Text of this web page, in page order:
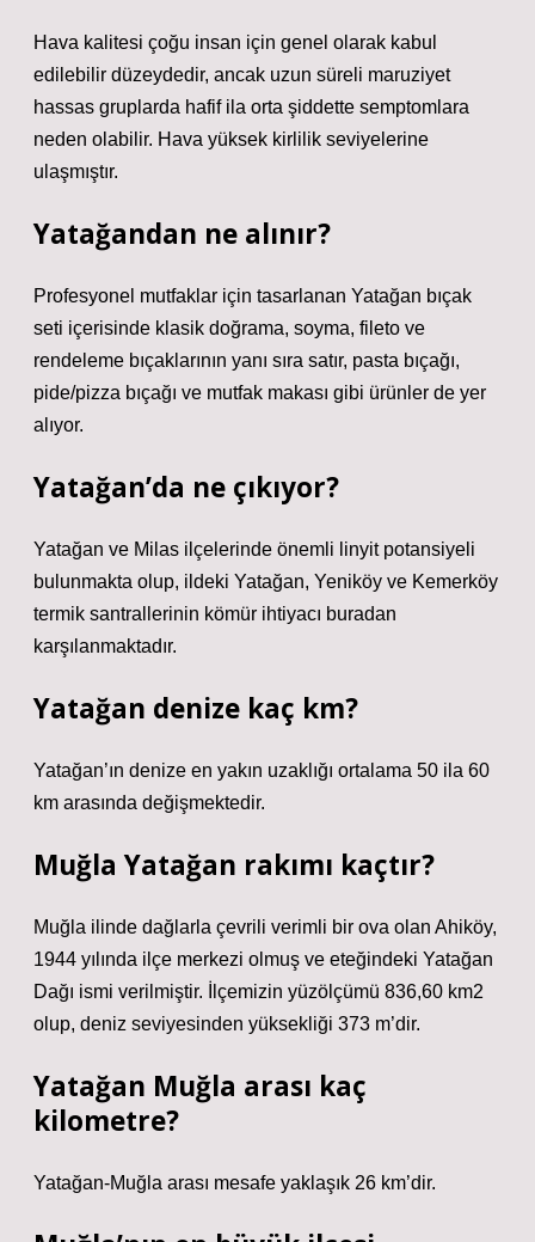
Hava kalitesi çoğu insan için genel olarak kabul
edilebilir düzeydedir, ancak uzun süreli maruziyet
hassas gruplarda hafif ila orta şiddette semptomlara
neden olabilir. Hava yüksek kirlilik seviyelerine
ulaşmıştır.
Yatağandan ne alınır?
Profesyonel mutfaklar için tasarlanan Yatağan bıçak
seti içerisinde klasik doğrama, soyma, fileto ve
rendeleme bıçaklarının yanı sıra satır, pasta bıçağı,
pide/pizza bıçağı ve mutfak makası gibi ürünler de yer
alıyor.
Yatağan’da ne çıkıyor?
Yatağan ve Milas ilçelerinde önemli linyit potansiyeli
bulunmakta olup, ildeki Yatağan, Yeniköy ve Kemerköy
termik santrallerinin kömür ihtiyacı buradan
karşılanmaktadır.
Yatağan denize kaç km?
Yatağan’ın denize en yakın uzaklığı ortalama 50 ila 60
km arasında değişmektedir.
Muğla Yatağan rakımı kaçtır?
Muğla ilinde dağlarla çevrili verimli bir ova olan Ahiköy,
1944 yılında ilçe merkezi olmuş ve eteğindeki Yatağan
Dağı ismi verilmiştir. İlçemizin yüzölçümü 836,60 km2
olup, deniz seviyesinden yüksekliği 373 m’dir.
Yatağan Muğla arası kaç
kilometre?
Yatağan-Muğla arası mesafe yaklaşık 26 km’dir.